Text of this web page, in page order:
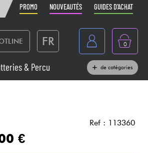
PROMO NOUVEAUTÉS GUIDES D'ACHAT
FR 0
& Percu de catégories
Ref : 113360
€